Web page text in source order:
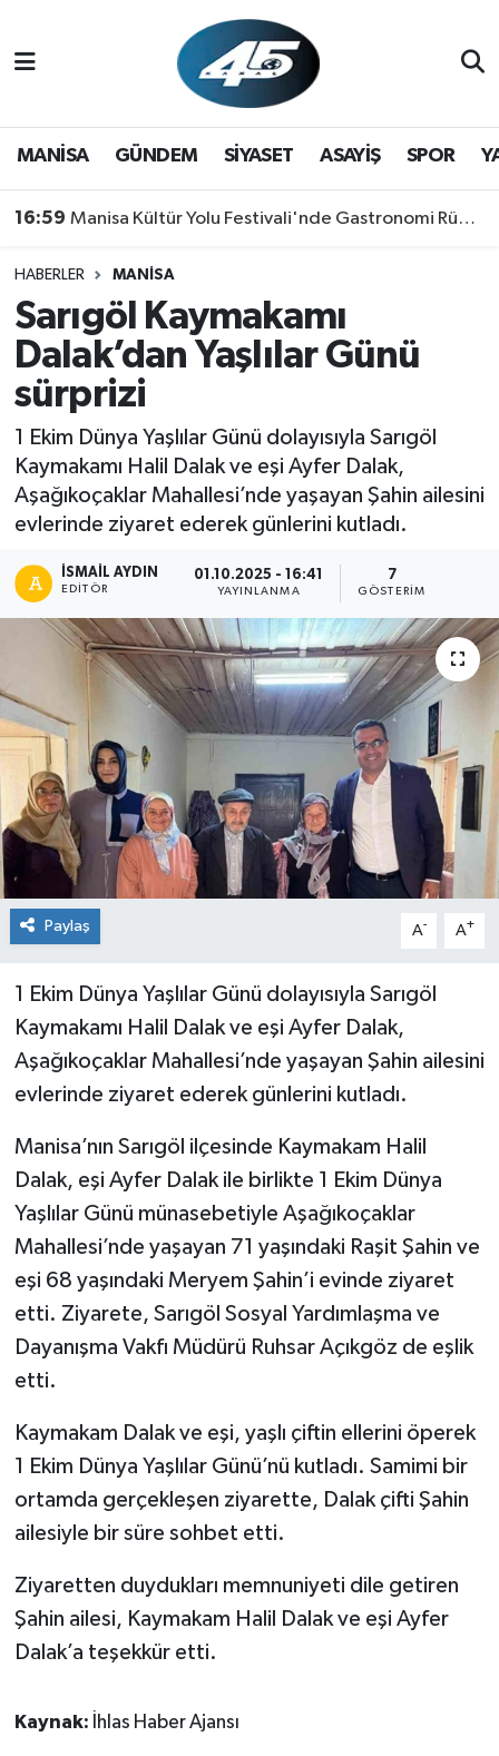
MANİSA GÜNDEM SİYASET ASAYİŞ SPOR
16:59 Manisa Kültür Yolu Festivali'nde Gastronomi Rüzgarı: Lezzetin Yıldızı "Manisa Kebabı" Oldu!
HABERLER MANİSA
Sarıgöl Kaymakamı
Dalak’dan Yaşlılar Günü
sürprizi
1 Ekim Dünya Yaşlılar Günü dolayısıyla Sarıgöl
Kaymakamı Halil Dalak ve eşi Ayfer Dalak,
Aşağıkoçaklar Mahallesi’nde yaşayan Şahin ailesini
evlerinde ziyaret ederek günlerini kutladı.
İSMAIL AYDIN
EDITÖR
01.10.2025 - 16:41
YAYINLANMA
7
GÖSTERIM
Paylaş A- A+
1 Ekim Dünya Yaşlılar Günü dolayısıyla Sarıgöl
Kaymakamı Halil Dalak ve eşi Ayfer Dalak,
Aşağıkoçaklar Mahallesi’nde yaşayan Şahin ailesini
evlerinde ziyaret ederek günlerini kutladı.
Manisa’nın Sarıgöl ilçesinde Kaymakam Halil
Dalak, eşi Ayfer Dalak ile birlikte 1 Ekim Dünya
Yaşlılar Günü münasebetiyle Aşağıkoçaklar
Mahallesi’nde yaşayan 71 yaşındaki Raşit Şahin ve
eşi 68 yaşındaki Meryem Şahin’i evinde ziyaret
etti. Ziyarete, Sarıgöl Sosyal Yardımlaşma ve
Dayanışma Vakfı Müdürü Ruhsar Açıkgöz de eşlik
etti.
Kaymakam Dalak ve eşi, yaşlı çiftin ellerini öperek
1 Ekim Dünya Yaşlılar Günü’nü kutladı. Samimi bir
ortamda gerçekleşen ziyarette, Dalak çifti Şahin
ailesiyle bir süre sohbet etti.
Ziyaretten duydukları memnuniyeti dile getiren
Şahin ailesi, Kaymakam Halil Dalak ve eşi Ayfer
Dalak’a teşekkür etti.
Kaynak: İhlas Haber Ajansı
GÜNDEM
SPOR
YAŞAM
RESMİ REKLAM
Hava Durumu
Trafik Durumu
Son Dakika Haberleri
Haber Arşivi